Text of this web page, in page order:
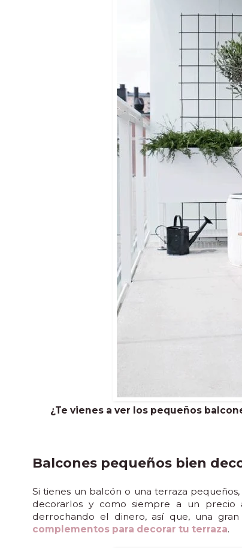
¿Te vienes a ver los pequeños
Balcones pequeños bien
Si tienes un balcón o una terraza
decorarlos y como siempre a un
derrochando el dinero, así que, una
complementos para decorar tu terraza.